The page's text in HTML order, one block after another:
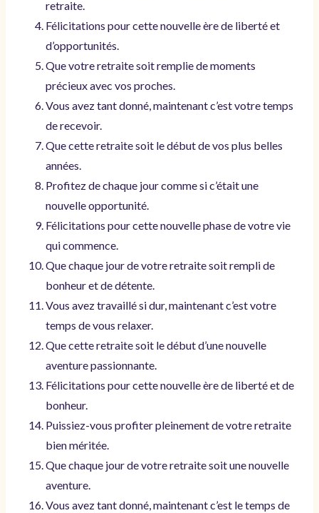
retraite.
Félicitations pour cette nouvelle ère de liberté et
d’opportunités.
Que votre retraite soit remplie de moments
précieux avec vos proches.
Vous avez tant donné, maintenant c’est votre temps
de recevoir.
Que cette retraite soit le début de vos plus belles
années.
Profitez de chaque jour comme si c’était une
nouvelle opportunité.
Félicitations pour cette nouvelle phase de votre vie
qui commence.
Que chaque jour de votre retraite soit rempli de
bonheur et de détente.
Vous avez travaillé si dur, maintenant c’est votre
temps de vous relaxer.
Que cette retraite soit le début d’une nouvelle
aventure passionnante.
Félicitations pour cette nouvelle ère de liberté et de
bonheur.
Puissiez-vous profiter pleinement de votre retraite
bien méritée.
Que chaque jour de votre retraite soit une nouvelle
aventure.
Vous avez tant donné, maintenant c’est le temps de